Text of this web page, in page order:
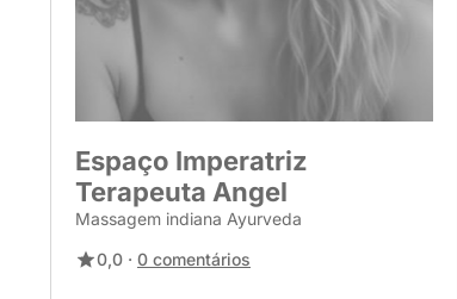
Espaço Imperatriz
Terapeuta Angel
Massagem indiana Ayurveda
0,0 · 0 comentários